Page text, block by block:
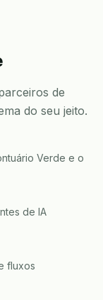
de
do seu jeito.
Verde e o
de IA
fluxos